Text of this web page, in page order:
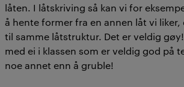
låten. I låtskriving så kan vi for
å hente former fra en annen låt vi liker,
til samme låtstruktur. Det er veldig
med ei i klassen som er veldig god på
noe annet enn å gruble!